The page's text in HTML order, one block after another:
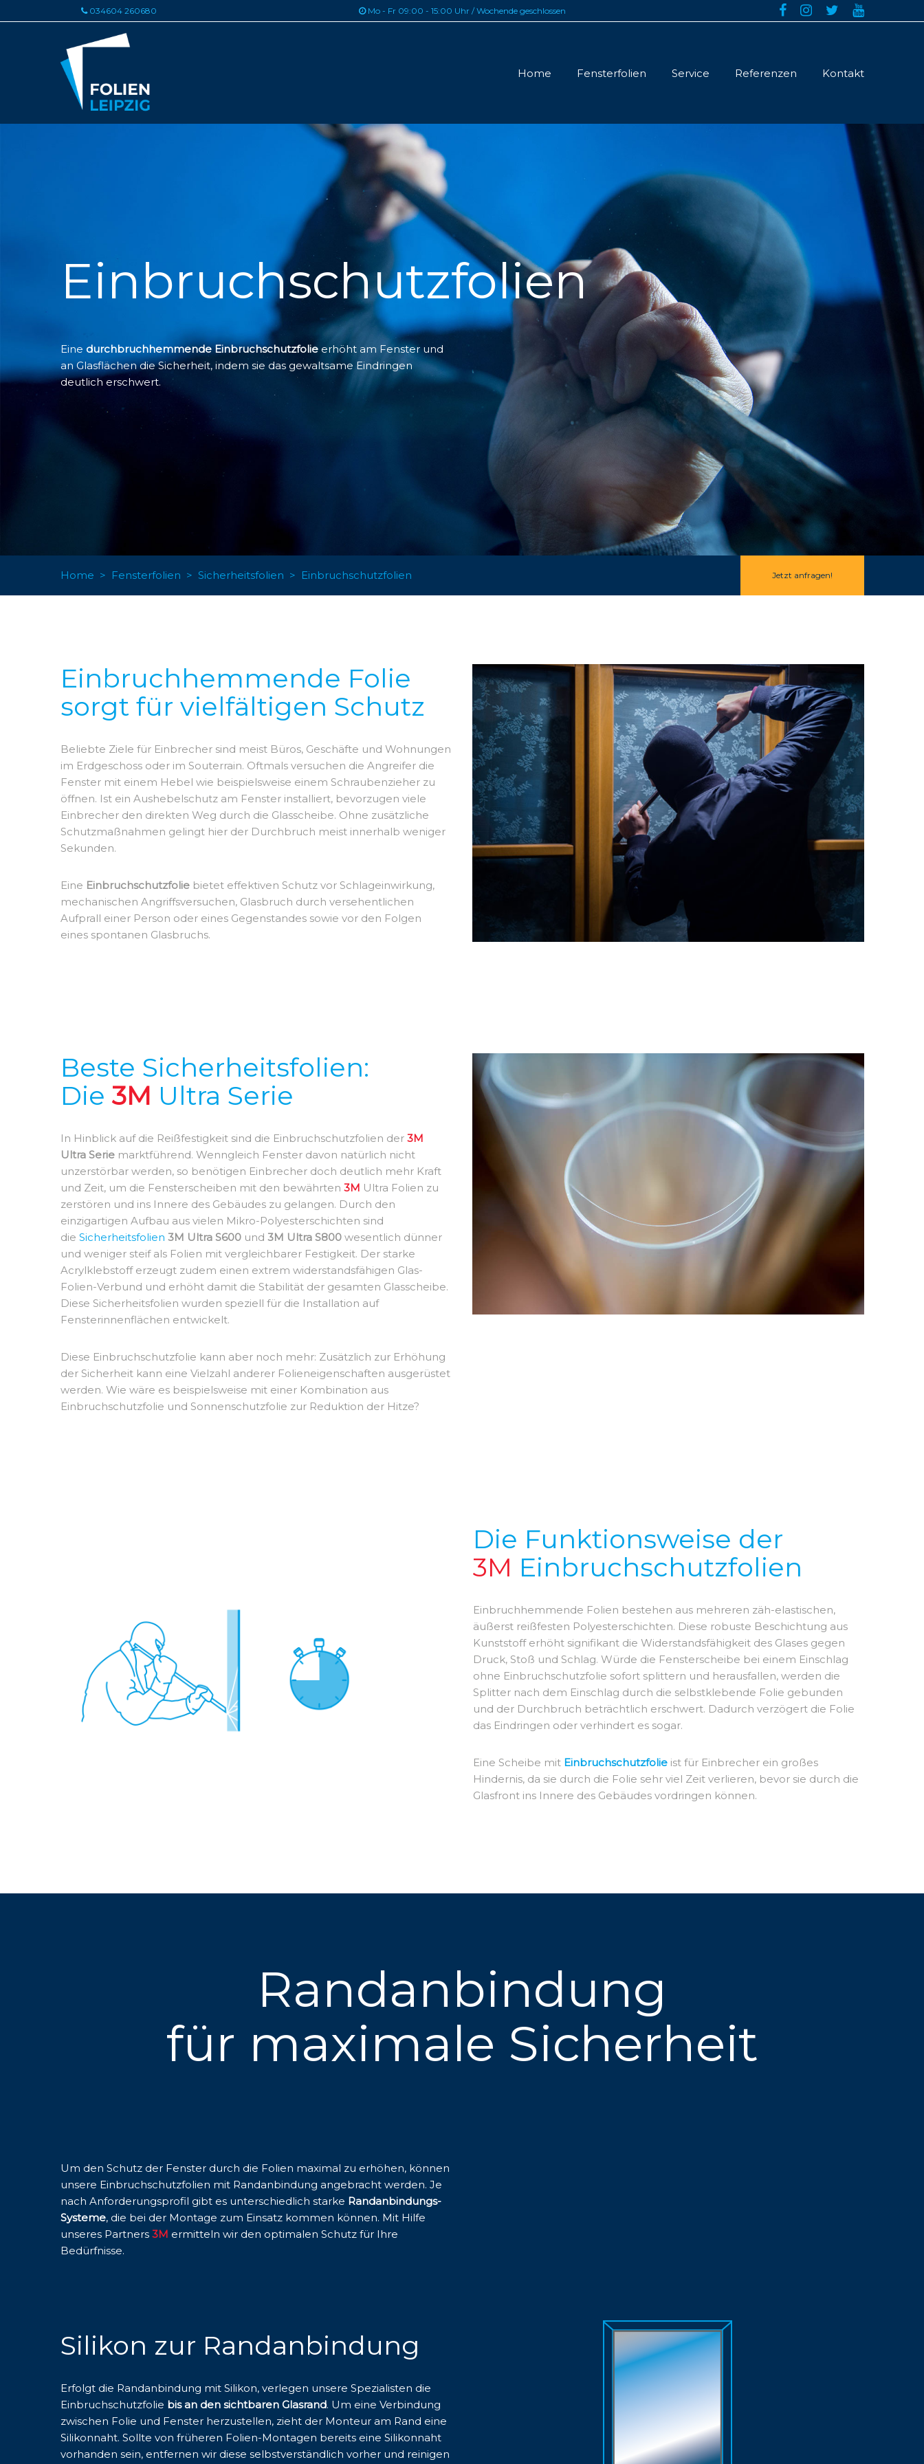
 034604 260680 Mo - Fr 09:00 - 15:00 Uhr / Wochende geschlossen    
Home Fensterfolien Service Referenzen Kontakt
Einbruchschutzfolien
Eine durchbruchhemmende Einbruchschutzfolie erhöht am Fenster und
an Glasflächen die Sicherheit, indem sie das gewaltsame Eindringen
deutlich erschwert.
Home > Fensterfolien > Sicherheitsfolien > Einbruchschutzfolien Jetzt anfragen!
Einbruchhemmende Folie
sorgt für vielfältigen Schutz
Beliebte Ziele für Einbrecher sind meist Büros, Geschäfte und Wohnungen
im Erdgeschoss oder im Souterrain. Oftmals versuchen die Angreifer die
Fenster mit einem Hebel wie beispielsweise einem Schraubenzieher zu
öffnen. Ist ein Aushebelschutz am Fenster installiert, bevorzugen viele
Einbrecher den direkten Weg durch die Glasscheibe. Ohne zusätzliche
Schutzmaßnahmen gelingt hier der Durchbruch meist innerhalb weniger
Sekunden.
Eine Einbruchschutzfolie bietet effektiven Schutz vor Schlageinwirkung,
mechanischen Angriffsversuchen, Glasbruch durch versehentlichen
Aufprall einer Person oder eines Gegenstandes sowie vor den Folgen
eines spontanen Glasbruchs.
Beste Sicherheitsfolien:
Die 3M Ultra Serie
In Hinblick auf die Reißfestigkeit sind die Einbruchschutzfolien der 3M
Ultra Serie marktführend. Wenngleich Fenster davon natürlich nicht
unzerstörbar werden, so benötigen Einbrecher doch deutlich mehr Kraft
und Zeit, um die Fensterscheiben mit den bewährten 3M Ultra Folien zu
zerstören und ins Innere des Gebäudes zu gelangen. Durch den
einzigartigen Aufbau aus vielen Mikro-Polyesterschichten sind
die Sicherheitsfolien 3M Ultra S600 und 3M Ultra S800 wesentlich dünner
und weniger steif als Folien mit vergleichbarer Festigkeit. Der starke
Acrylklebstoff erzeugt zudem einen extrem widerstandsfähigen Glas-
Folien-Verbund und erhöht damit die Stabilität der gesamten Glasscheibe.
Diese Sicherheitsfolien wurden speziell für die Installation auf
Fensterinnenflächen entwickelt.
Diese Einbruchschutzfolie kann aber noch mehr: Zusätzlich zur Erhöhung
der Sicherheit kann eine Vielzahl anderer Folieneigenschaften ausgerüstet
werden. Wie wäre es beispielsweise mit einer Kombination aus
Einbruchschutzfolie und Sonnenschutzfolie zur Reduktion der Hitze?
Die Funktionsweise der
3M Einbruchschutzfolien
Einbruchhemmende Folien bestehen aus mehreren zäh-elastischen,
äußerst reißfesten Polyesterschichten. Diese robuste Beschichtung aus
Kunststoff erhöht signifikant die Widerstandsfähigkeit des Glases gegen
Druck, Stoß und Schlag. Würde die Fensterscheibe bei einem Einschlag
ohne Einbruchschutzfolie sofort splittern und herausfallen, werden die
Splitter nach dem Einschlag durch die selbstklebende Folie gebunden
und der Durchbruch beträchtlich erschwert. Dadurch verzögert die Folie
das Eindringen oder verhindert es sogar.
Eine Scheibe mit Einbruchschutzfolie ist für Einbrecher ein großes
Hindernis, da sie durch die Folie sehr viel Zeit verlieren, bevor sie durch die
Glasfront ins Innere des Gebäudes vordringen können.
Randanbindung
für maximale Sicherheit
Um den Schutz der Fenster durch die Folien maximal zu erhöhen, können
unsere Einbruchschutzfolien mit Randanbindung angebracht werden. Je
nach Anforderungsprofil gibt es unterschiedlich starke Randanbindungs-
Systeme, die bei der Montage zum Einsatz kommen können. Mit Hilfe
unseres Partners 3M ermitteln wir den optimalen Schutz für Ihre
Bedürfnisse.
Silikon zur Randanbindung
Erfolgt die Randanbindung mit Silikon, verlegen unsere Spezialisten die
Einbruchschutzfolie bis an den sichtbaren Glasrand. Um eine Verbindung
zwischen Folie und Fenster herzustellen, zieht der Monteur am Rand eine
Silikonnaht. Sollte von früheren Folien-Montagen bereits eine Silikonnaht
vorhanden sein, entfernen wir diese selbstverständlich vorher und reinigen